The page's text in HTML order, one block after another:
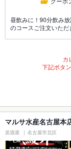
昼飲みに！90分飲み
のコースご注文いただ
カ
下記ボタ
マルサ水産名古屋本
居酒屋 名古屋市北区